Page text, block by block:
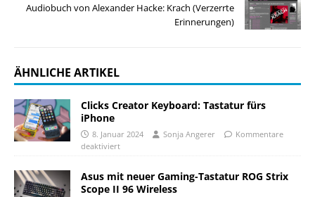
Audiobuch von Alexander Hacke: Krach (Verzerrte
Erinnerungen)
ÄHNLICHE ARTIKEL
Clicks Creator Keyboard: Tastatur fürs
iPhone
8. Januar 2024 Sonja Angerer
Kommentare
deaktiviert
Asus mit neuer Gaming-Tastatur ROG Strix
Scope II 96 Wireless